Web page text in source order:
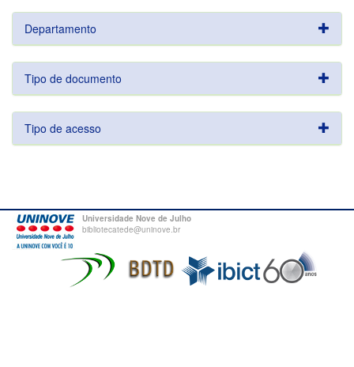
Departamento
Tipo de documento
Tipo de acesso
Universidade Nove de Julho
bibliotecatede@uninove.br